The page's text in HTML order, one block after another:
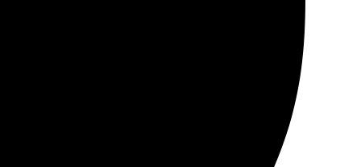
Сотрудники внимательные, помогли с выбором.